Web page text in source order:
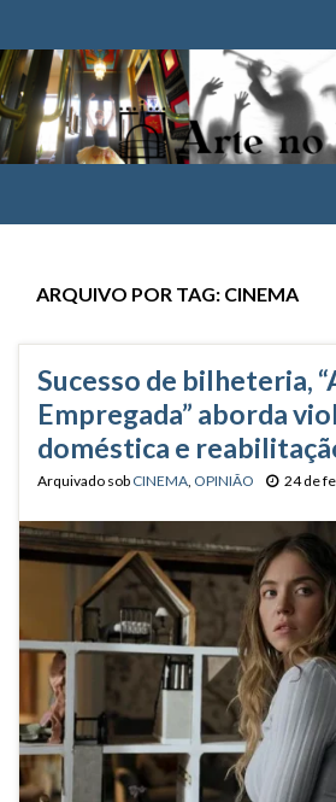
Search for:
ARQUIVO POR TAG: CINEMA
Sucesso de bilheteria,
Empregada” aborda
doméstica e
Arquivado sob CINEMA OPINIÃO 24 de